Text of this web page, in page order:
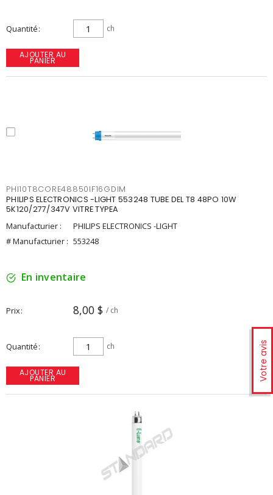
Votre avis
Quantité ch
AJOUTER AU
PANIER
PHI10T8CORE48850IF16GDIM
PHILIPS ELECTRONICS -LIGHT 553248 TUBE DEL T8 48PO 10W
5K120/277/347V VITRE TYPEA
Manufacturier :
PHILIPS ELECTRONICS -LIGHT
# Manufacturier : 553248
En inventaire
Prix 8,00 $ / ch
Quantité ch
AJOUTER AU
PANIER